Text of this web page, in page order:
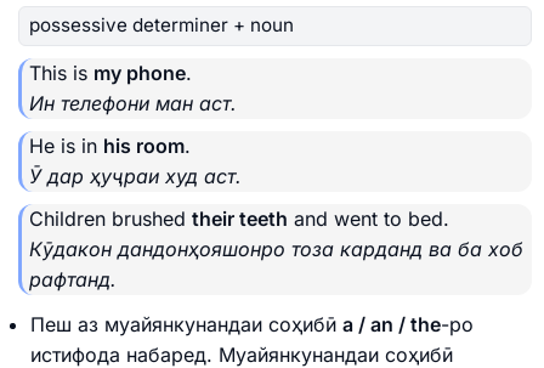
possessive determiner + noun
This is my phone.
Ин телефони ман аст.
He is in his room.
Ӯ дар ҳуҷраи худ аст.
Children brushed their teeth and went to bed.
Кӯдакон дандонҳояшонро тоза карданд ва ба хоб
рафтанд.
Пеш аз муайянкунандаи соҳибӣ a / an / the-ро
истифода набаред. Муайянкунандаи соҳибӣ